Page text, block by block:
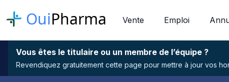
OuiPharma Vente Emploi
Vous êtes le titulaire ou un membre de l’équipe ?
Revendiquez gratuitement cette page pour mettre à jour vos